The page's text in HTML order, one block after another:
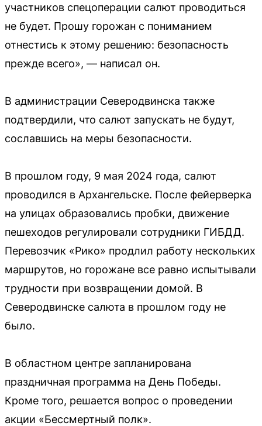
участников спецоперации салют проводиться
не будет. Прошу горожан с пониманием
отнестись к этому решению: безопасность
прежде всего», — написал он.
В администрации Северодвинска также
подтвердили, что салют запускать не будут,
сославшись на меры безопасности.
В прошлом году, 9 мая 2024 года, салют
проводился в Архангельске. После фейерверка
на улицах образовались пробки, движение
пешеходов регулировали сотрудники ГИБДД.
Перевозчик «Рико» продлил работу нескольких
маршрутов, но горожане все равно испытывали
трудности при возвращении домой. В
Северодвинске салюта в прошлом году не
было.
В областном центре запланирована
праздничная программа на День Победы.
Кроме того, решается вопрос о проведении
акции «Бессмертный полк».